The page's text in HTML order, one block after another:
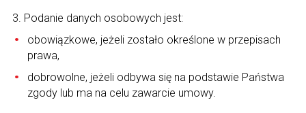
3. Podanie danych osobowych jest:
obowiązkowe, jeżeli zostało określone w przepisach
prawa,
dobrowolne, jeżeli odbywa się na podstawie Państwa
zgody lub ma na celu zawarcie umowy.